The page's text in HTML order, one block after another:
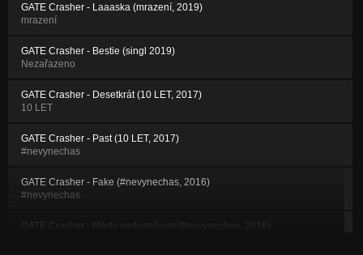
GATE Crasher - Laaaska (mrazení, 2019)
mrazení
GATE Crasher - Bestie (singl 2019)
Nezařazeno
GATE Crasher - Desetkrát (10 LET, 2017)
10 LET
GATE Crasher - Past (10 LET, 2017)
#nevynechas
GATE Crasher - Fake (#nevynechas, 2016)
#nevynechas
GATE Crasher - Nikdy nedospějem (#nevynechas, 2016)